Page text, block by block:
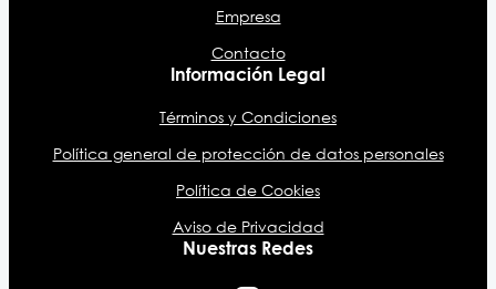
Empresa
Contacto
Información Legal
Términos y Condiciones
Política general de protección de datos personales
Política de Cookies
Aviso de Privacidad
Nuestras Redes